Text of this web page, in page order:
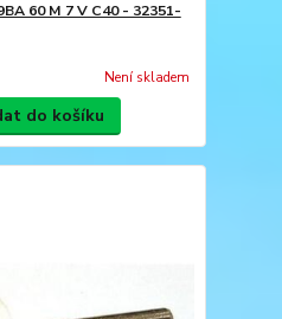
60 M 7 V C40 - 32351-
Není skladem
do košíku